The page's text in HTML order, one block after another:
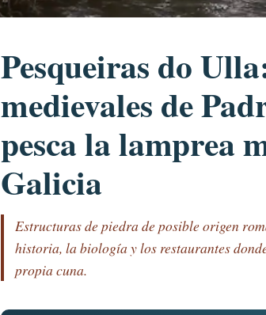
Pesqueiras do
medievales de
pesca la lamprea
Galicia
Estructuras de piedra de posible origen
historia, la biología y los restaurantes
propia cuna.